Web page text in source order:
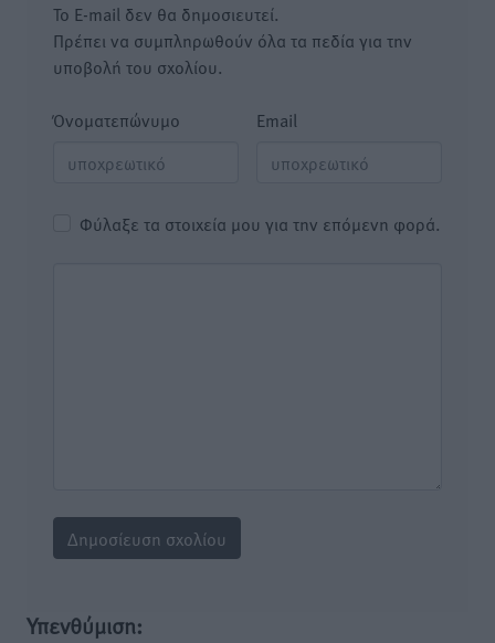
Το E-mail δεν θα δημοσιευτεί.
Πρέπει να συμπληρωθούν όλα τα πεδία για την
υποβολή του σχολίου.
Όνοματεπώνυμο Email
Φύλαξε τα στοιχεία μου για την επόμενη φορά.
Υπενθύμιση: